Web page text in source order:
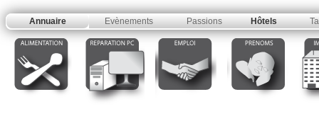
Annuaire Evènements Passions Hôtels